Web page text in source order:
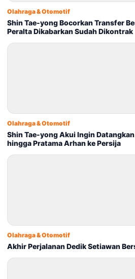
Olahraga & Otomotif
Shin Tae-yong Bocorkan Transfer
Peralta Dikabarkan Sudah Dikontrak
Olahraga & Otomotif
Shin Tae-yong Akui Ingin
hingga Pratama Arhan ke Persija
Olahraga & Otomotif
Akhir Perjalanan Dedik Setiawan